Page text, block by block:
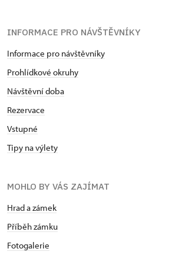
INFORMACE PRO NÁVŠTĚVNÍKY
Informace pro návštěvníky
Prohlídkové okruhy
Návštěvní doba
Rezervace
Vstupné
Tipy na výlety
MOHLO BY VÁS ZAJÍMAT
Hrad a zámek
Příběh zámku
Fotogalerie